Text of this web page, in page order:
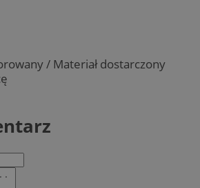
/ Materiał dostarczony